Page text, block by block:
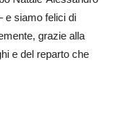
e siamo felici di
grazie alla
e del reparto che